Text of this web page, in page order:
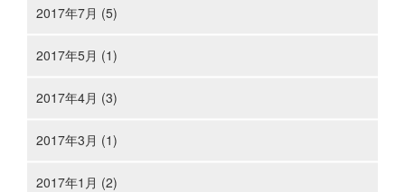
2017年7月 (5)
2017年5月 (1)
2017年4月 (3)
2017年3月 (1)
2017年1月 (2)